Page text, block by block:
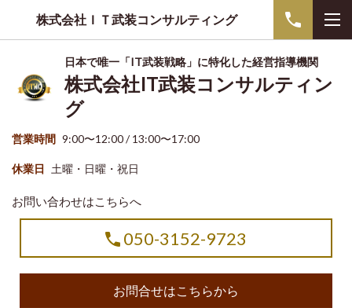
株式会社ＩＴ武装コンサルティング
日本で唯一「IT武装戦略」に特化した経営指導機関
株式会社IT武装コンサルティン
グ
営業時間 9:00〜12:00 / 13:00〜17:00
休業日 土曜・日曜・祝日
お問い合わせはこちらへ
050-3152-9723
お問合せはこちらから